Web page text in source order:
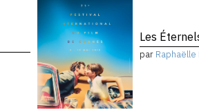
Les
par Raphaëlle